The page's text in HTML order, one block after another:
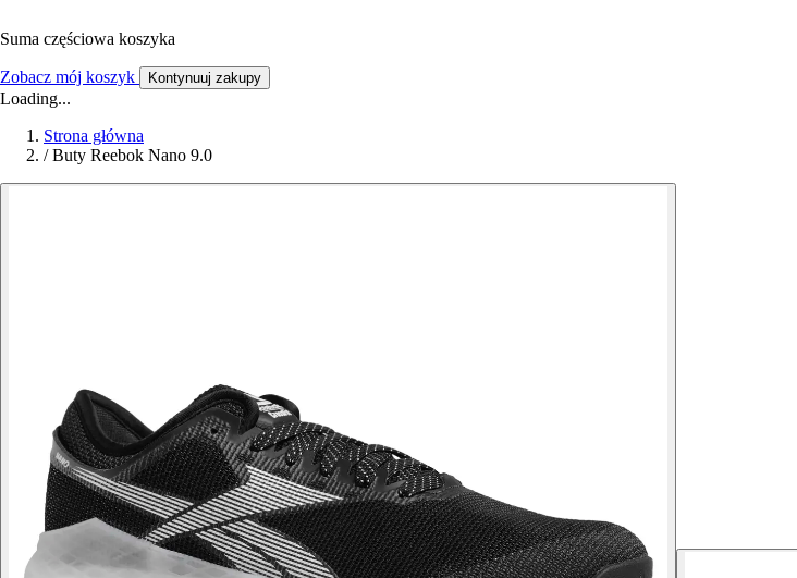
Suma częściowa koszyka
Zobacz mój koszyk Kontynuuj zakupy
Loading...
Strona główna
/ Buty Reebok Nano 9.0